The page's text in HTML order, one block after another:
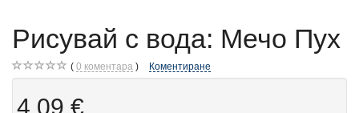
Рисувай с вода: Мечо Пух
0 коментара Коментиране
4,09 €